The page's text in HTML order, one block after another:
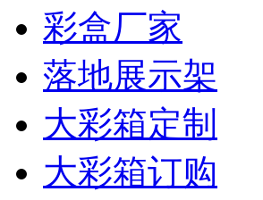
彩盒厂家
落地展示架
大彩箱定制
大彩箱订购